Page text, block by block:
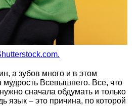
а зубов много и в этом
Всевышнего. Все, что
сначала обдумать и только
язык – это причина, по которой